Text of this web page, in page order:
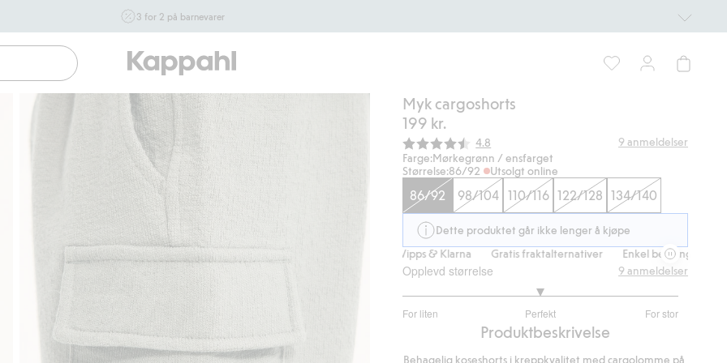
3 for 2 på barnevarer
inngår i tilbudet tom. 17/8 i butikk & online for deg som er
eller blir medlem. Kan ikke kombineres med andre tilbud
eller rabatter.
Handle nå
Myk cargoshorts
199 kr.
Gjennomsnittskarakter:
4.8 9 anmeldelser
Farge:Mørkegrønn / ensfarget
Størrelse:86/92 Utsolgt online
86/92 98/104 110/116 122/128 134/140
Dette produktet går ikke lenger å kjøpe
Gratis fraktalternativer
Enkel betaling med Vipps & Klarna Gratis fraktalternativer Enkel betaling med Vipps
Opplevd størrelse
For liten Perfekt For stor
av
9 anmeldelser
Produktbeskrivelse
Behagelig koseshorts i kreppkvalitet med cargolomme på